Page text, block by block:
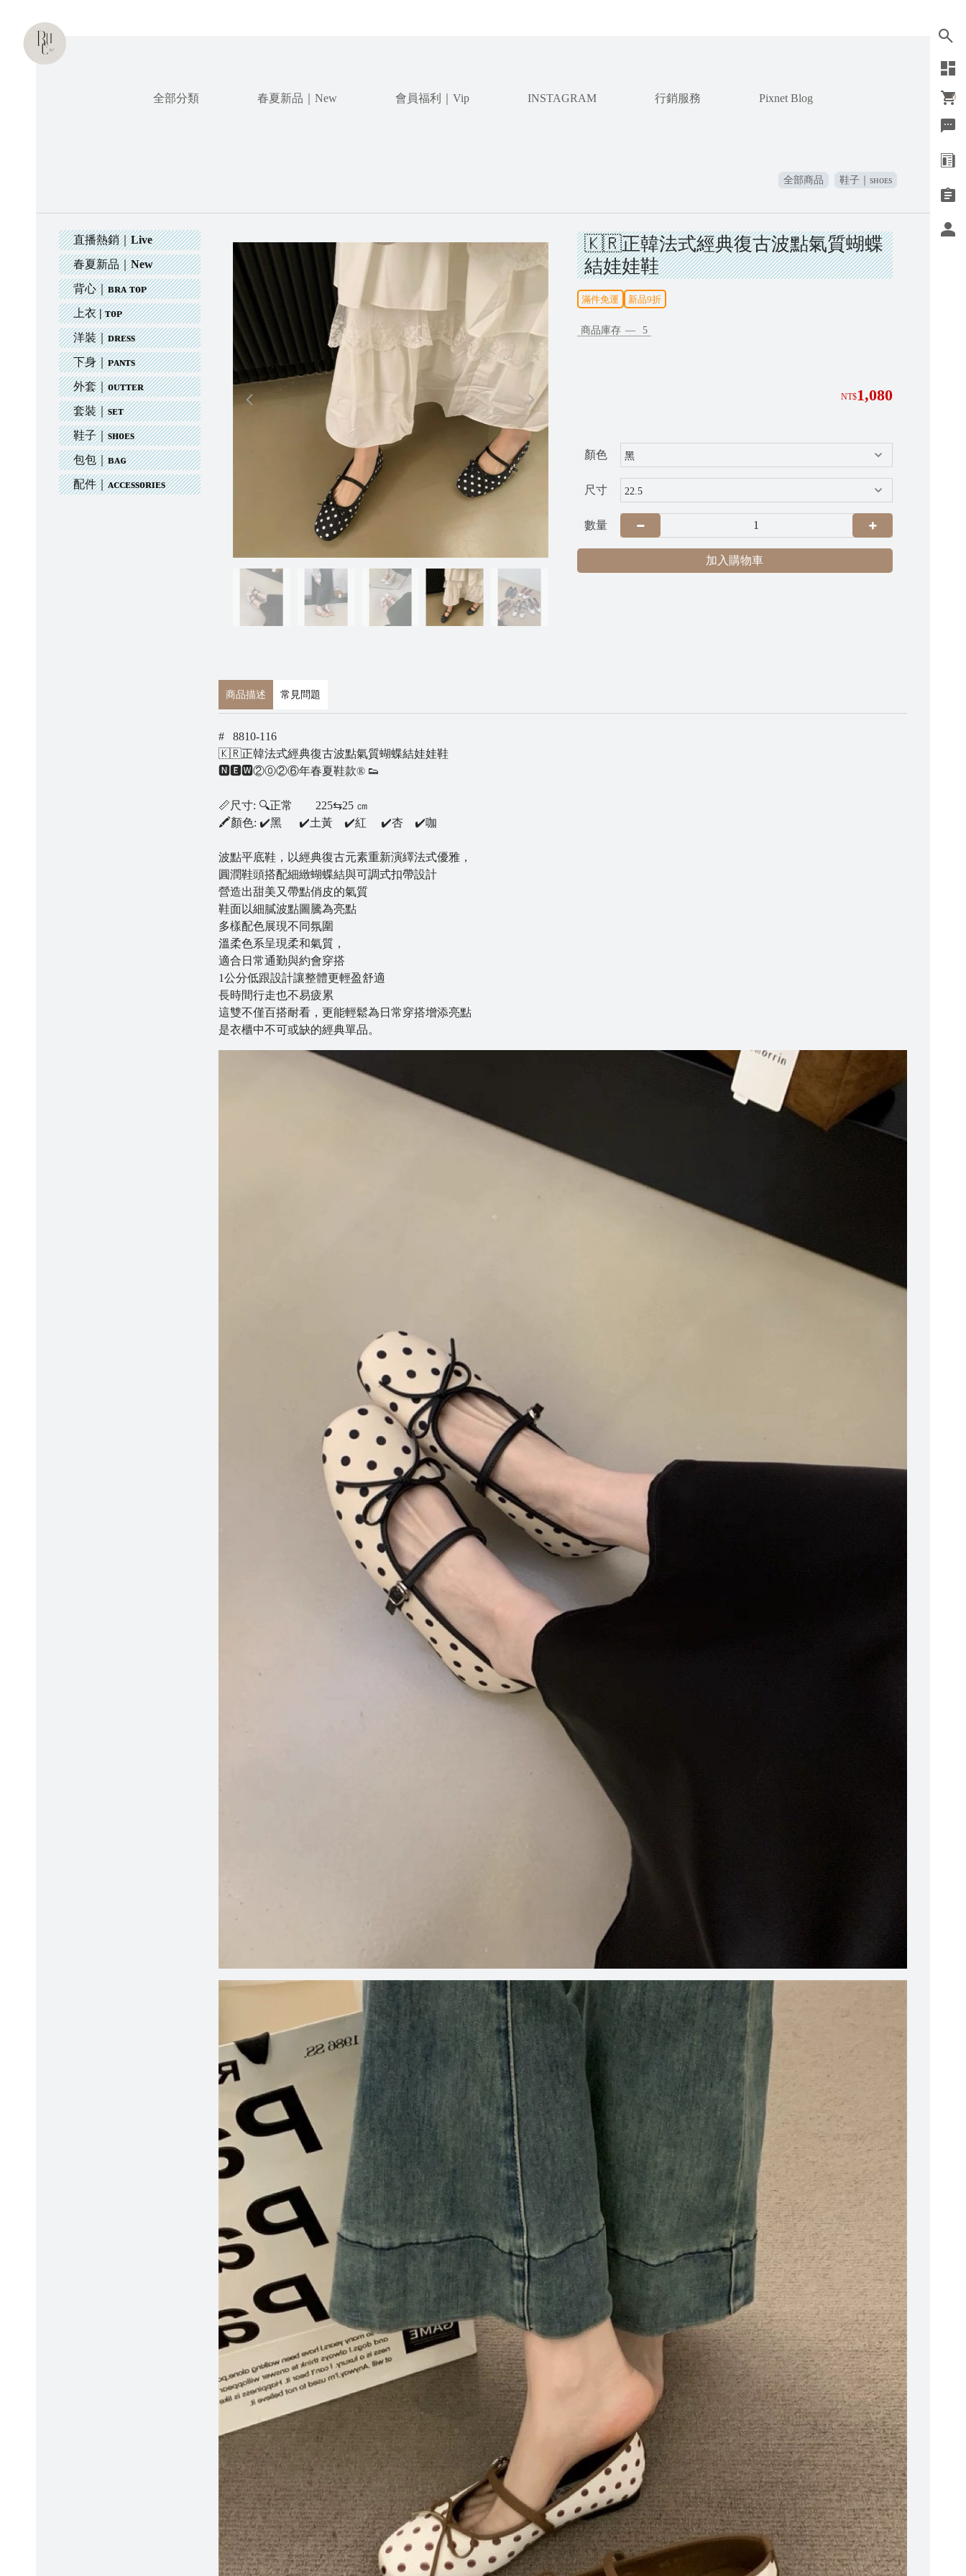
0
全部分類 春夏新品｜New 會員福利｜Vip INSTAGRAM 行銷服務 Pixnet Blog
全部商品 鞋子｜sʜᴏᴇs
直播熱銷｜Live
春夏新品｜New
背心｜ʙʀᴀ ᴛᴏᴘ
上衣 | ᴛᴏᴘ
洋裝｜ᴅʀᴇss
下身｜ᴘᴀɴᴛs
外套｜ᴏᴜᴛᴛᴇʀ
套裝｜sᴇᴛ
鞋子｜sʜᴏᴇs
包包｜ʙᴀɢ
配件｜ᴀᴄᴄᴇssᴏʀɪᴇs
🇰🇷正韓法式經典復古波點氣質蝴蝶
結娃娃鞋
滿件免運 新品9折
商品庫存 5
NT$1,080
顏色
尺寸
數量
加入購物車
商品描述 常見問題
# 8810-116
🇰🇷正韓法式經典復古波點氣質蝴蝶結娃娃鞋
🅽🅴🆆②⓪②⑥年春夏鞋款® 👟
📏尺寸: 🔍正常 225⇆25 ㎝
🖍顏色: ✔️黑 ✔️土黃 ✔️紅 ✔️杏 ✔️咖
波點平底鞋，以經典復古元素重新演繹法式優雅，
圓潤鞋頭搭配細緻蝴蝶結與可調式扣帶設計
營造出甜美又帶點俏皮的氣質
鞋面以細膩波點圖騰為亮點
多樣配色展現不同氛圍
溫柔色系呈現柔和氣質，
適合日常通勤與約會穿搭
1公分低跟設計讓整體更輕盈舒適
長時間行走也不易疲累
這雙不僅百搭耐看，更能輕鬆為日常穿搭增添亮點
是衣櫃中不可或缺的經典單品。